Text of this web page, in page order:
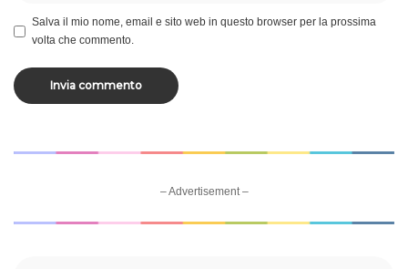
Salva il mio nome, email e sito web in questo browser per la prossima
volta che commento.
– Advertisement –